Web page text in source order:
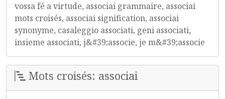
vossa fé a virtude, associai grammaire, associai
mots croisés, associai signification, associai
synonyme, casaleggio associati, geni associati,
insieme associati, j&#39;associe, je m&#39;associe
Mots croisés: associai